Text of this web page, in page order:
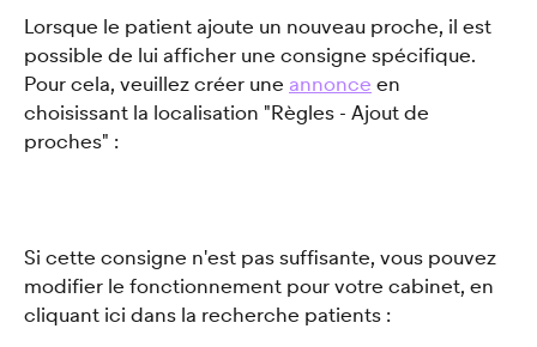
Lorsque le patient ajoute un nouveau proche, il est
possible de lui afficher une consigne spécifique.
Pour cela, veuillez créer une annonce en
choisissant la localisation "Règles - Ajout de
proches" :
Si cette consigne n'est pas suffisante, vous pouvez
modifier le fonctionnement pour votre cabinet, en
cliquant ici dans la recherche patients :